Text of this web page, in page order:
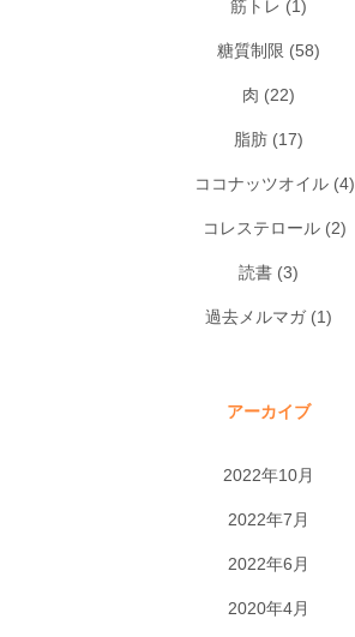
筋トレ (1)
糖質制限 (58)
肉 (22)
脂肪 (17)
ココナッツオイル (4)
コレステロール (2)
読書 (3)
過去メルマガ(1)
アーカイブ
2022年10月
2022年7月
2022年6月
2020年4月